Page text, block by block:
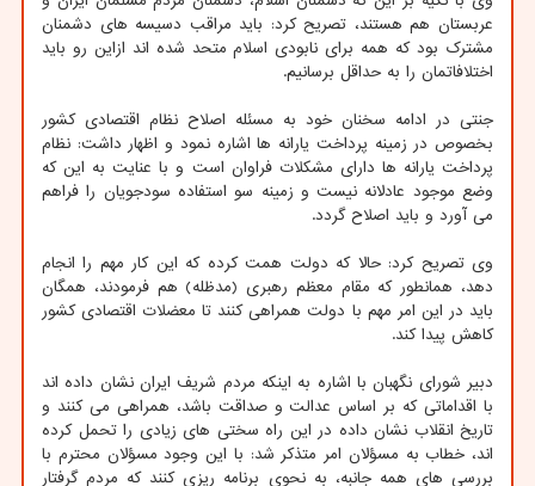
عربستان هم هستند، تصریح کرد: باید مراقب دسیسه های دشمنان
مشترک بود که همه برای نابودی اسلام متحد شده اند ازاین رو باید
اختلافاتمان را به حداقل برسانیم.
جنتی در ادامه سخنان خود به مسئله اصلاح نظام اقتصادی کشور
بخصوص در زمینه پرداخت یارانه ها اشاره نمود و اظهار داشت: نظام
پرداخت یارانه ها دارای مشکلات فراوان است و با عنایت به این که
وضع موجود عادلانه نیست و زمینه سو استفاده سودجویان را فراهم
می آورد و باید اصلاح گردد.
وی تصریح کرد: حالا که دولت همت کرده که این کار مهم را انجام
دهد، همانطور که مقام معظم رهبری (مدظله) هم فرمودند، همگان
باید در این امر مهم با دولت همراهی کنند تا معضلات اقتصادی کشور
کاهش پیدا کند.
دبیر شورای نگهبان با اشاره به اینکه مردم شریف ایران نشان داده اند
با اقداماتی که بر اساس عدالت و صداقت باشد، همراهی می کنند و
تاریخ انقلاب نشان داده در این راه سختی های زیادی را تحمل کرده
اند، خطاب به مسؤلان امر متذکر شد: با این وجود مسؤلان محترم با
بررسی های همه جانبه، به نحوی برنامه ریزی کنند که مردم گرفتار